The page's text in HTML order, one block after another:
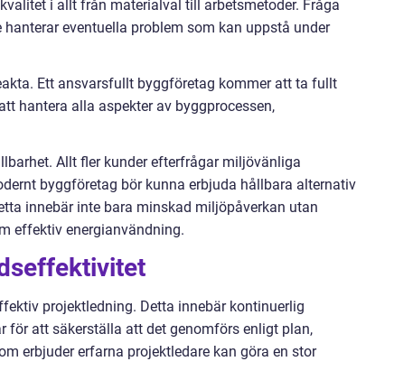
i allt från materialval till arbetsmetoder. Fråga
eventuella problem som kan uppstå under
Ett ansvarsfullt byggföretag kommer att ta fullt
hantera alla aspekter av byggprocessen,
Allt fler kunder efterfrågar miljövänliga
byggföretag bör kunna erbjuda hållbara alternativ
innebär inte bara minskad miljöpåverkan utan
effektiv energianvändning.
projektledning. Detta innebär kontinuerlig
för att säkerställa att det genomförs enligt plan,
erbjuder erfarna projektledare kan göra en stor